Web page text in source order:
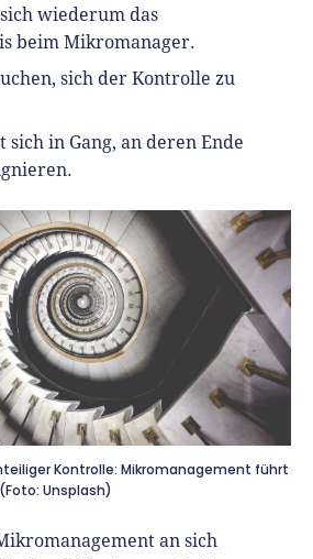
wiederum das
beim Mikromanager.
sich der Kontrolle zu
sich in Gang, an deren Ende
Kontrolle: Mikromanagement führt
Unsplash)
an sich